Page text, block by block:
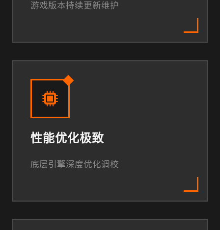
游戏版本持续更新维护
性能优化极致
底层引擎深度优化调校